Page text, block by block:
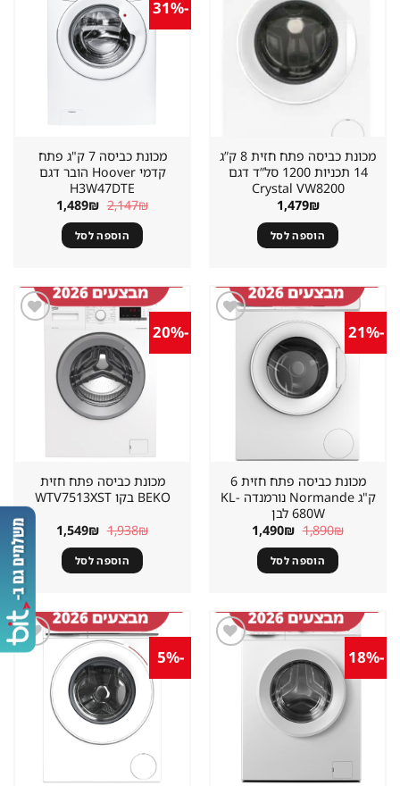
במועדפים
מכונת כביסה פתח חזית 8 ק”ג
14 תכניות 1200 סל”ד דגם
Crystal VW8200
1,479₪
הוספה לסל
-31%
מכונת כביסה 7 ק"ג פתח
קדמי Hoover הובר דגם
H3W47DTE
2,147₪ המחיר
המקורי
היה:
2,147₪.
1,489₪ המחיר
הוספה לסל
-21%
מכונת כביסה פתח חזית 6
ק"ג Normande נורמנדה KL-
680W לבן
1,890₪ המחיר
המקורי
היה:
1,890₪.
1,490₪ המחיר
הוספה לסל
-20%
מכונת כביסה פתח חזית
BEKO בקו WTV7513XST
1,938₪ המחיר
המקורי
היה:
1,938₪.
1,549₪ המחיר
הנוכחי
1,549₪. הוספה לסל
-18%
-5%